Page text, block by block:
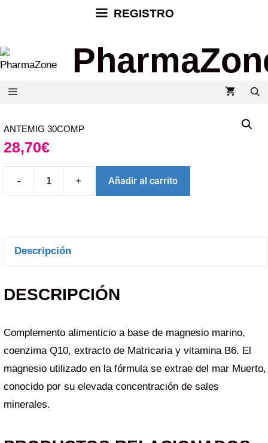
REGISTRO
ANTEMIG 30COMP
28,70€
- + Añadir al carrito
Descripción
DESCRIPCIÓN
Complemento alimenticio a base de magnesio marino,
coenzima Q10, extracto de Matricaria y vitamina B6. El
magnesio utilizado en la fórmula se extrae del mar Muerto,
conocido por su elevada concentración de sales
minerales.